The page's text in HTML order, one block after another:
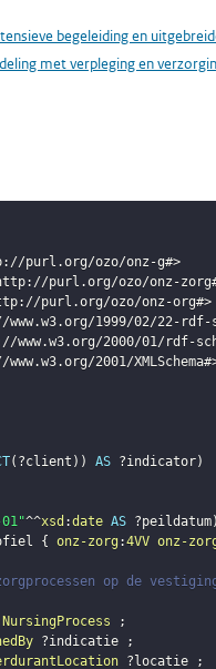
begeleiding en
met verpleging en
purl.org/ozo/onz-g#>
purl.org/ozo/onz-
purl.org/ozo/onz-org#>
1999/02/22-rdf-
www.w3.org/2000/01/rdf-
2001/XMLSchema#
( ?client ) ) AS ?indicator)
^^xsd :date AS ?peildatum)
{ onz-zorg :4VV onz-
op de
NursingProcess
;
?indicatie
;
?locatie
;